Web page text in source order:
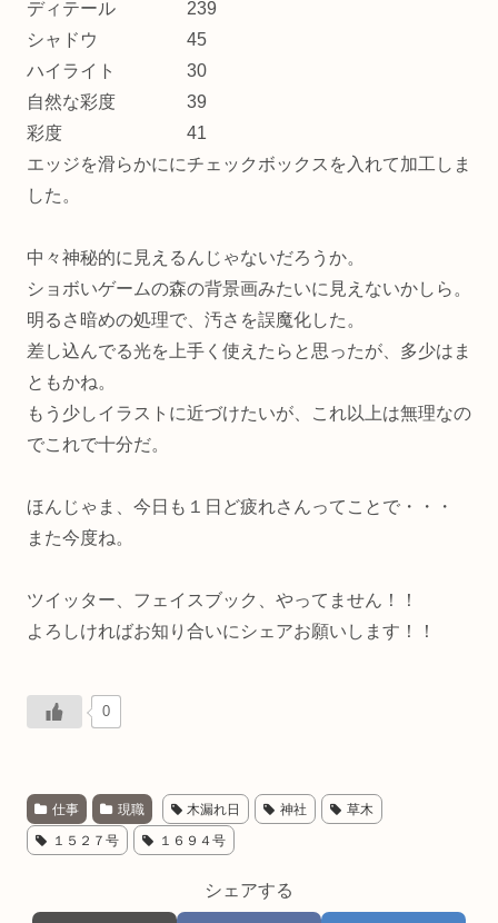
ディテール 239
シャドウ 45
ハイライト 30
自然な彩度 39
彩度 41
エッジを滑らかににチェックボックスを入れて加工しま
した。
中々神秘的に見えるんじゃないだろうか。
ショボいゲームの森の背景画みたいに見えないかしら。
明るさ暗めの処理で、汚さを誤魔化した。
差し込んでる光を上手く使えたらと思ったが、多少はま
ともかね。
もう少しイラストに近づけたいが、これ以上は無理なの
でこれで十分だ。
ほんじゃま、今日も１日ど疲れさんってことで・・・
また今度ね。
ツイッター、フェイスブック、やってません！！
よろしければお知り合いにシェアお願いします！！
0
仕事 現職 木漏れ日 神社 草木
１５２７号 １６９４号
シェアする